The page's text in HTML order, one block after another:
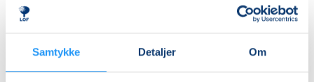
Samtykke Detaljer Om
Kurserne giver dig mulighed for at fordybe
dig i garnets mange muligheder – fra
klassiske masker til moderne design og